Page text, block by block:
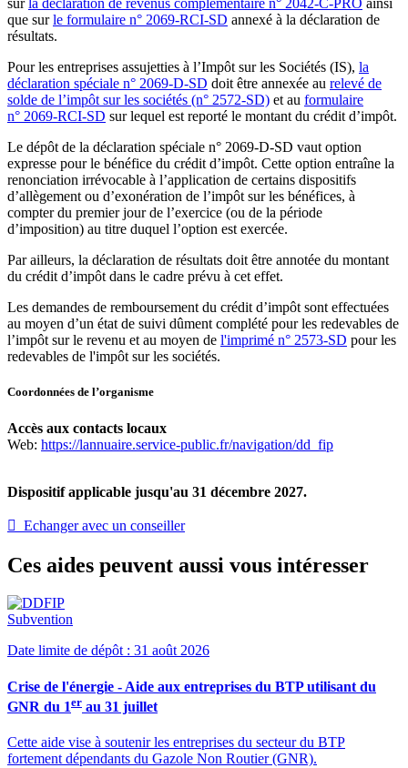
sur la déclaration de revenus complémentaire n° 2042-C-PRO ainsi
que surle formulaire n° 2069-RCI-SD annexé à la déclaration de
résultats.
Pour les entreprises assujetties à l’Impôt sur les Sociétés (IS), la
déclaration spéciale n° 2069-D-SD doit être annexée au relevé de
solde de l’impôt sur les sociétés (n° 2572-SD) et au formulaire
n° 2069-RCI-SD sur lequel est reporté le montant du crédit d’impôt.
Le dépôt de la déclaration spéciale n° 2069-D-SD vaut option
expresse pour le bénéfice du crédit d’impôt. Cette option entraîne la
renonciation irrévocable à l’application de certains dispositifs
d’allègement ou d’exonération de l’impôt sur les bénéfices, à
compter du premier jour de l’exercice (ou de la période
d’imposition) au titre duquel l’option est exercée.
Par ailleurs, la déclaration de résultats doit être annotée du montant
du crédit d’impôt dans le cadre prévu à cet effet.
Les demandes de remboursement du crédit d’impôt sont effectuées
au moyen d’un état de suivi dûment complété pour les redevables de
l’impôt sur le revenu et au moyen de l'imprimé n° 2573-SD pour les
redevables de l'impôt sur les sociétés.
Coordonnées de l’organisme
Accès aux contacts locaux
Web: https://lannuaire.service-public.fr/navigation/dd_fip
Dispositif applicable jusqu'au 31 décembre 2027.
 Echanger avec un conseiller
Ces aides peuvent aussi vous intéresser
Subvention
Date limite de dépôt : 31 août 2026
Crise de l'énergie - Aide aux entreprises du BTP utilisant du
GNR du 1er au 31 juillet
Cette aide vise à soutenir les entreprises du secteur du BTP
fortement dépendants du Gazole Non Routier (GNR).